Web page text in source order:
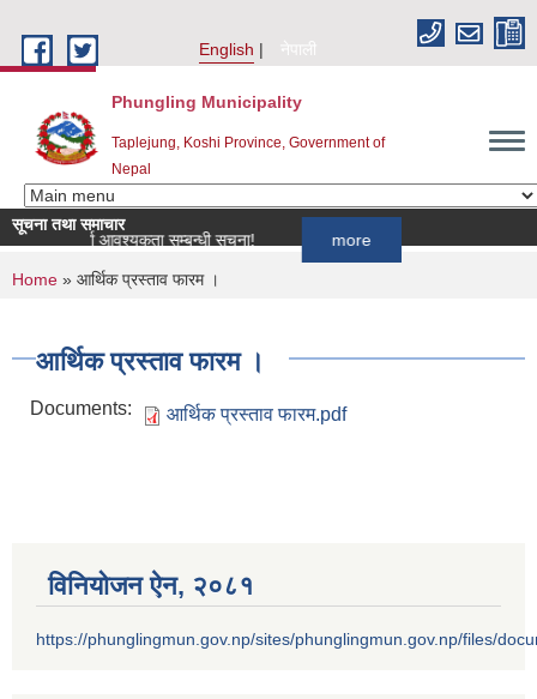
English
नेपाली
Phungling Municipality
Taplejung, Koshi Province, Government of
Nepal
सूचना तथा समाचार
आवश्यकता सम्बन्धी सूचना!
You are here
Home » आर्थिक प्रस्ताव फारम ।
आर्थिक प्रस्ताव फारम ।
Documents: आर्थिक प्रस्ताव फारम.pdf
विनियोजन ऐन‚ २०८१
https://phunglingmun.gov.np/sites/phunglingmun.gov.np/files/